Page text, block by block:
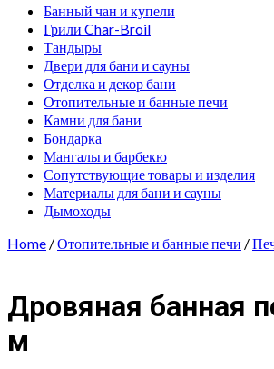
Банный чан и купели
Грили Char-Broil
Тандыры
Двери для бани и сауны
Отделка и декор бани
Отопительные и банные печи
Камни для бани
Бондарка
Мангалы и барбекю
Сопутствующие товары и изделия
Материалы для бани и сауны
Дымоходы
Home /Отопительные и банные печи /
Дровяная банная
м